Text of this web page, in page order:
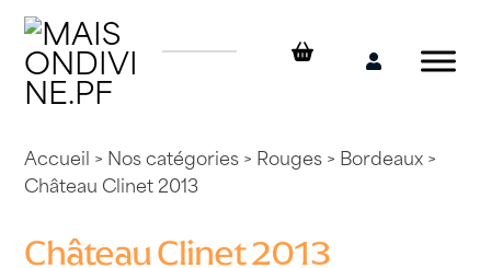
Skip
content
Mon
Accueil > Nos catégories> Rouges> Bordeaux>
Château Clinet 2013
Château Clinet 2013